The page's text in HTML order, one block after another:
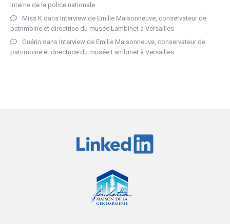
interne de la police nationale
Miss K dans Interview de Emilie Maisonneuve, conservateur de
patrimoine et directrice du musée Lambinet à Versailles
Guérin dans Interview de Emilie Maisonneuve, conservateur de
patrimoine et directrice du musée Lambinet à Versailles